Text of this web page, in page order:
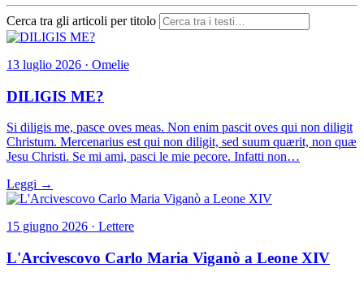
Cerca tra gli articoli per titolo
13 luglio 2026 · Omelie
DILIGIS ME?
Si diligis me, pasce oves meas. Non enim pascit oves qui non diligit
Christum. Mercenarius est qui non diligit, sed suum quærit, non quæ
Jesu Christi. Se mi ami, pasci le mie pecore. Infatti non…
Leggi →
15 giugno 2026 · Lettere
L'Arcivescovo Carlo Maria Viganò a Leone XIV